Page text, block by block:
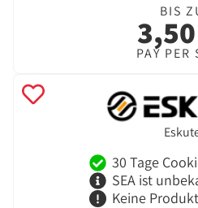
BIS
PAY PER
30 Tage
SEA ist
Keine